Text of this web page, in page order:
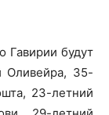
Гавирии будут
Оливейра, 35-
23-летний